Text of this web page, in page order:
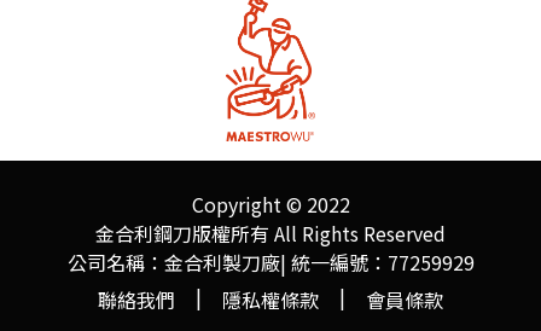
Copyright © 2022
金合利鋼刀版權所有 All Rights Reserved
公司名稱：金合利製刀廠| 統一編號：77259929
聯絡我們
| 隱私權條款 | 會員條款